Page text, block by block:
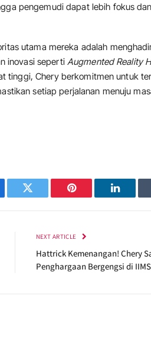
pengemudi dapat lebih fokus
utama mereka adalah
inovasi seperti Augmented Reality
tinggi, Chery berkomitmen untuk
setiap perjalanan menuju
Twitter Pinterest
NEXT ARTICLE
Hattrick Kemenangan! Chery
Penghargaan Bergengsi di